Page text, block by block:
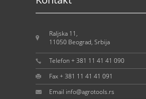
Raljska 11,
11050 Beograd, Srbija
Telefon + 381 11 41 41 090
Fax + 381 11 41 41 091
Email info@agrotools.rs